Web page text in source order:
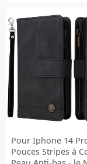
Pour Iphone 14
Pouces Stripes à